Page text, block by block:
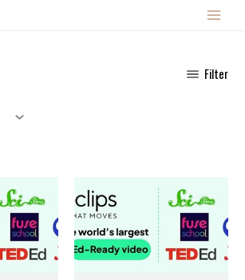
MAIN
Filter